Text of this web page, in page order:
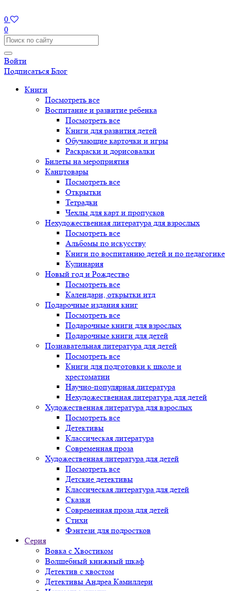
0
0
Войти
Подписаться Блог
Книги
Посмотреть все
Воспитание и развитие ребенка
Посмотреть все
Книги для развития детей
Обучающие карточки и игры
Раскраски и дорисовалки
Билеты на мероприятия
Канцтовары
Посмотреть все
Открытки
Тетрадки
Чехлы для карт и пропусков
Нехудожественная литература для взрослых
Посмотреть все
Альбомы по искусству
Книги по воспитанию детей и по педагогике
Кулинария
Новый год и Рождество
Посмотреть все
Календари, открытки итд
Подарочные издания книг
Посмотреть все
Подарочные книги для взрослых
Подарочные книги для детей
Познавательная литература для детей
Посмотреть все
Книги для подготовки к школе и
хрестоматии
Научно-популярная литература
Нехудожественная литература для детей
Художественная литература для взрослых
Посмотреть все
Детективы
Классическая литература
Современная проза
Художественная литература для детей
Посмотреть все
Детские детективы
Классическая литература для детей
Сказки
Современная проза для детей
Стихи
Фэнтези для подростков
Серия
Вовка с Хвостиком
Волшебный книжный шкаф
Детектив с хвостом
Детективы Андреа Камиллери